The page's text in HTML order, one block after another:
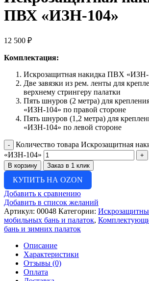
ПВХ «ИЗН-104»
12 500 ₽
Комплектация:
Искрозащитная накидка ПВХ «ИЗН-
Две завязки из рем. ленты для
верхнему стрингеру палатки
Пять шнуров (2 метра) для
«ИЗН-104» по правой стороне
Пять шнуров (1,2 метра) для
«ИЗН-104» по левой стороне
Количество товара Искрозащитная
«ИЗН-104»
В корзину Заказ в 1 клик
КУПИТЬ НА OZON
Добавить к сравнению
Добавить в список желаний
Артикул: 00048 Категории:
мобильных бань и палаток,
бань и зимних палаток
Описание
Характеристики
Отзывы (0)
Оплата